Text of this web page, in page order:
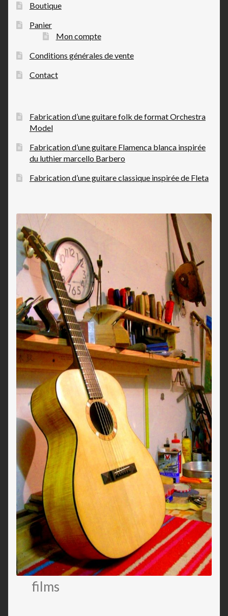
Boutique
Panier
Mon compte
Conditions générales de vente
Contact
Fabrication d’une guitare folk de format Orchestra
Model
Fabrication d’une guitare Flamenca blanca inspirée
du luthier marcello Barbero
Fabrication d’une guitare classique inspirée de Fleta
films